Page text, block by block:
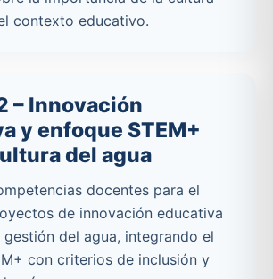
contexto educativo.
– Innovación
y enfoque STEM+
del agua
docentes para el
de innovación educativa
del agua, integrando el
con criterios de inclusión y